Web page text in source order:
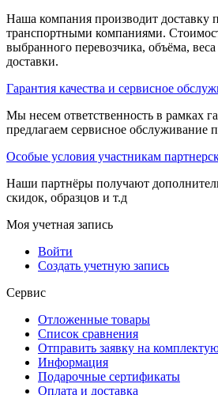
Наша компания производит доставку
транспортными компаниями.
выбранного перевозчика, объёма,
доставки.
Гарантия качества и сервисное
Мы несем ответственность в рамках
предлагаем сервисное обслуживание
Особые условия участникам
Наши партнёры получают
скидок, образцов и т.д
Моя учетная запись
Войти
Создать учетную запись
Сервис
Отложенные товары
Список сравнения
Отправить заявку на
Информация
Подарочные сертификаты
Оплата и доставка